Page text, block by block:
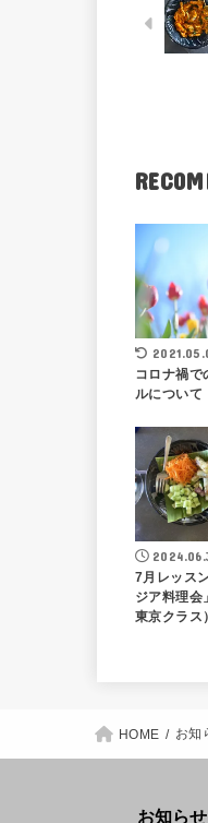
コロナ禍で
ルについて
7月レッス
ジア料理会
東京クラス）
HOME お知
お知ら